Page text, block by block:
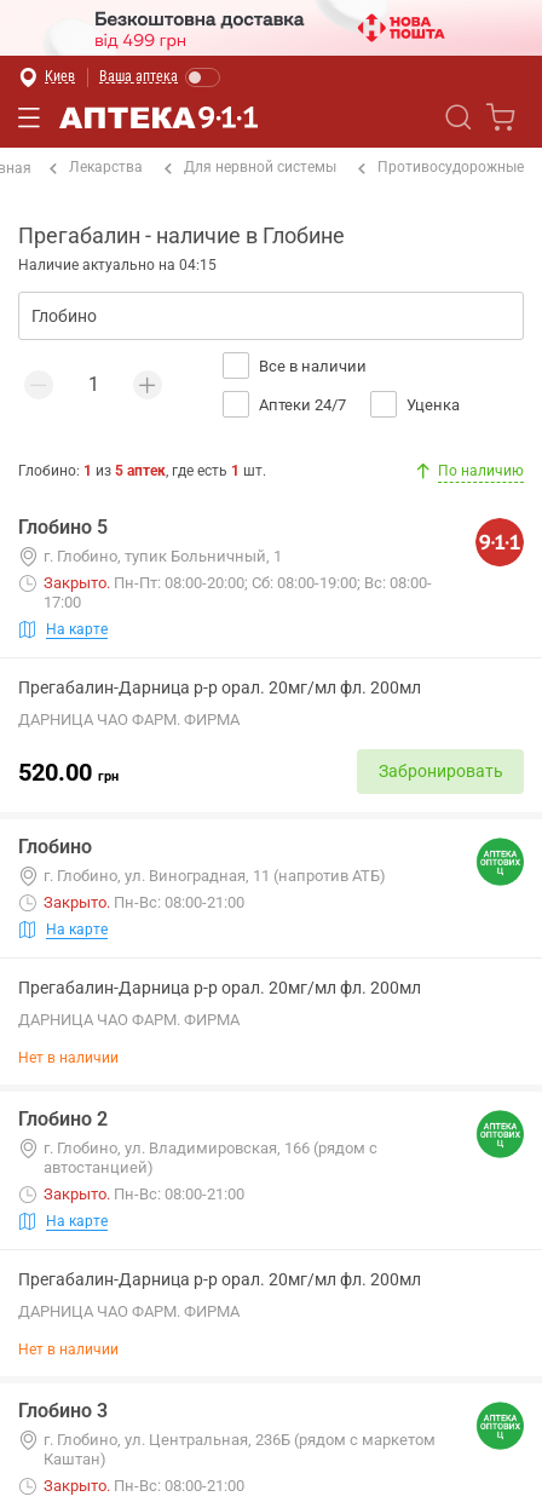
Киев Ваша аптека
Лекарства Для нервной системы Противосудорожные
Прегабалин - наличие в Глобине
Наличие актуально на 04:15
Все в наличии
Аптеки 24/7 Уценка
Глобино: 1 из 5 аптек, где есть 1 шт. По наличию
Глобино 5
г. Глобино, тупик Больничный, 1
Закрыто. Пн-Пт: 08:00-20:00; Сб: 08:00-19:00; Вс: 08:00-
17:00
На карте
Прегабалин-Дарница р-р орал. 20мг/мл фл. 200мл
ДАРНИЦА ЧАО ФАРМ. ФИРМА
520.00 грн Забронировать
Глобино
г. Глобино, ул. Виноградная, 11 (напротив АТБ)
Закрыто. Пн-Вс: 08:00-21:00
На карте
Прегабалин-Дарница р-р орал. 20мг/мл фл. 200мл
ДАРНИЦА ЧАО ФАРМ. ФИРМА
Нет в наличии
Глобино 2
г. Глобино, ул. Владимировская, 166 (рядом с
автостанцией)
Закрыто. Пн-Вс: 08:00-21:00
На карте
Прегабалин-Дарница р-р орал. 20мг/мл фл. 200мл
ДАРНИЦА ЧАО ФАРМ. ФИРМА
Нет в наличии
Глобино 3
г. Глобино, ул. Центральная, 236Б (рядом с маркетом
Каштан)
Закрыто. Пн-Вс: 08:00-21:00